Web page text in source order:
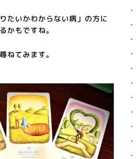
たいかわからない病」の方に
かもですね。
ねてみます。